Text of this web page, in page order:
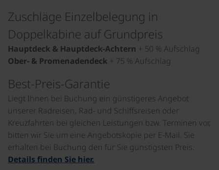
Zuschläge Einzelbelegung in
Doppelkabine auf Grundpreis
Hauptdeck & Hauptdeck-Achtern + 50 % Aufschlag
Ober- & Promenadendeck + 75 % Aufschlag
Best-Preis-Garantie
Liegt Ihnen bei Buchung ein günstigeres Angebot
unserer Radreisen, Rad- und Schiffsreisen oder
Kreuzfahrten bei gleichen Leistungen bzw. Terminen vor,
bitten wir Sie um eine Angebotskopie per E-Mail. Sie
erhalten bei Buchung den für Sie günstigsten Preis.
Details finden Sie hier.